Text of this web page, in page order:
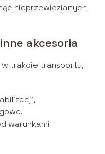
nieprzewidzianych
akcesoria
w trakcie transportu,
warunkami